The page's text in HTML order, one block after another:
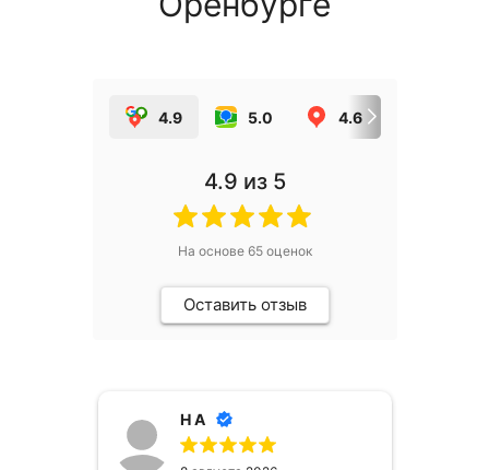
4.9 5.0 4.6
4.9 из 5
На основе 65оценок
Оставить отзыв
Н А